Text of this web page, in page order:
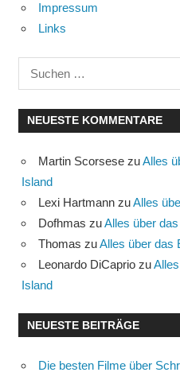
Impressum
Links
Suchen
nach:
NEUESTE KOMMENTARE
Martin Scorsese zuAlles
Island
Lexi Hartmann zuAlles
Dofhmas zuAlles über
Thomas zuAlles über das
Leonardo DiCaprio zu
Island
NEUESTE BEITRÄGE
Die besten Filme über